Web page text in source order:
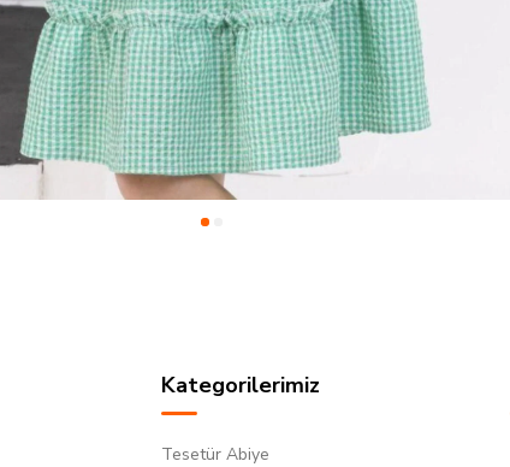
Kategorilerimiz
Tesetür Abiye